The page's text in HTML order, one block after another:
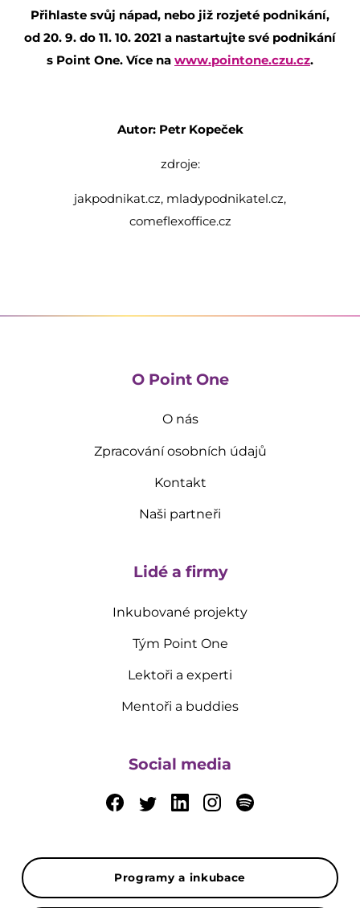
Přihlaste svůj nápad, nebo již rozjeté podnikání,
od 20. 9. do 11. 10. 2021 a nastartujte své podnikání
s Point One. Více na www.pointone.czu.cz.
Autor: Petr Kopeček
zdroje:
jakpodnikat.cz, mladypodnikatel.cz,
comeflexoffice.cz
O Point One
O nás
Zpracování osobních údajů
Kontakt
Naši partneři
Lidé a firmy
Inkubované projekty
Tým Point One
Lektoři a experti
Mentoři a buddies
Social media
Programy a inkubace